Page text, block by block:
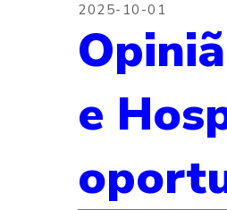
2025-10-01
e